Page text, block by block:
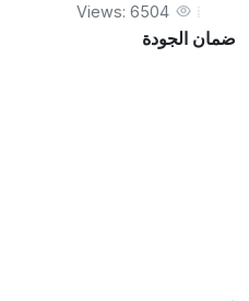
Views: 6504
ضمان الجودة